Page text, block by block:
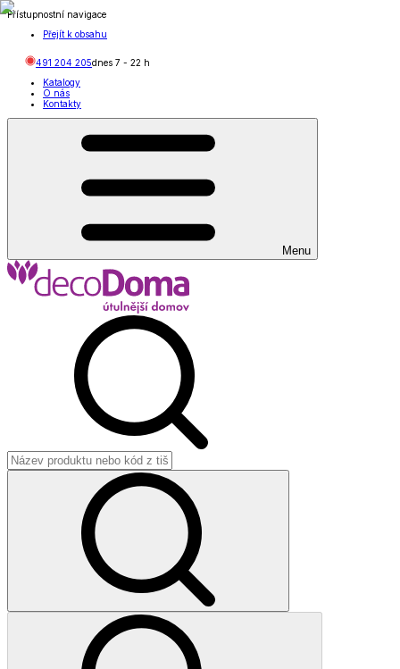
Přístupnostní navigace
Přejít k obsahu
491 204 205dnes 7 - 22 h
Katalogy
O nás
Kontakty
Menu